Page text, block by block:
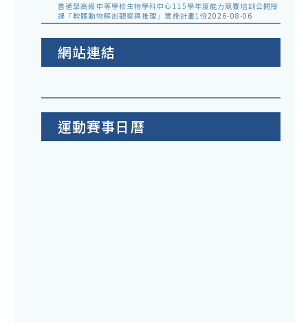
普通型高級中等學校生物學科中心115學年度能力競賽培訓公開授
課「軟體動物解剖觀察與推理」實施計畫1份2026-08-06
網站連結
運動賽事日曆